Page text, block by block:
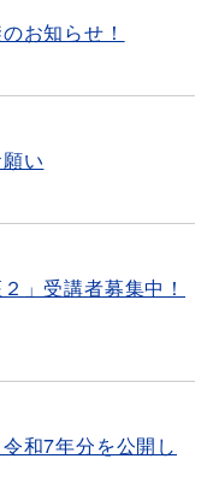
お知らせ！
い
」受講者募集中！
和7年分を公開し